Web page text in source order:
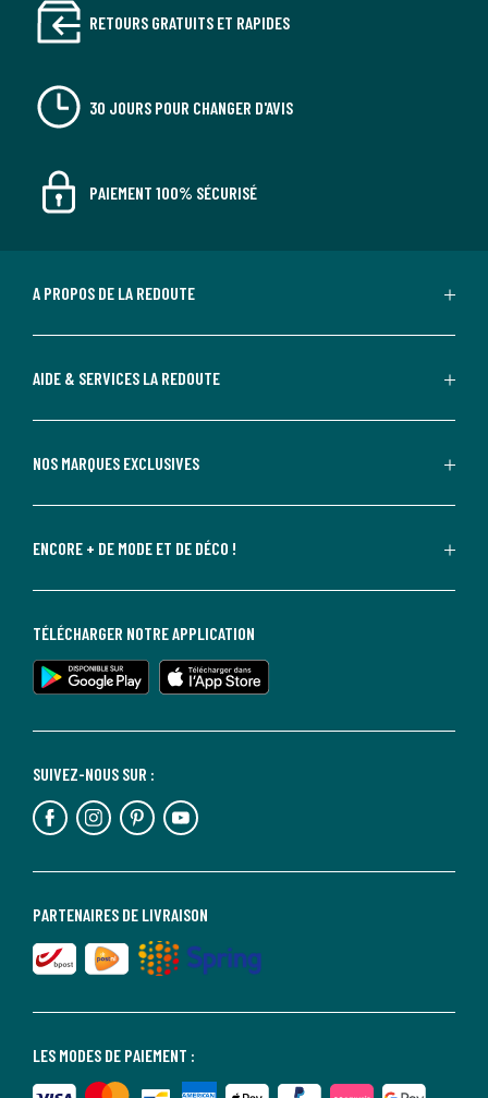
RETOURS GRATUITS ET RAPIDES
30 JOURS POUR CHANGER D'AVIS
PAIEMENT 100% SÉCURISÉ
A PROPOS DE LA REDOUTE
AIDE & SERVICES LA REDOUTE
NOS MARQUES EXCLUSIVES
ENCORE + DE MODE ET DE DÉCO !
LES MODES DE PAIEMENT :
PARTENAIRES DE LIVRAISON
SUIVEZ-NOUS SUR :
TÉLÉCHARGER NOTRE APPLICATION